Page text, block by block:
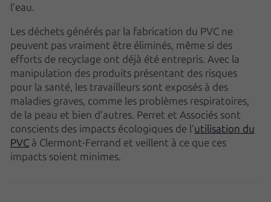
l’eau.
Les déchets générés par la fabrication du PVC ne
peuvent pas vraiment être éliminés, même si des
efforts de recyclage ont déjà été entrepris. Avec la
manipulation des produits présentant des risques
pour la santé, les travailleurs sont exposés à des
maladies graves, comme les problèmes respiratoires,
de la peau et bien d’autres. Perret et Associés sont
conscients des impacts écologiques de l’utilisation du
PVC à Clermont-Ferrand et veillent à ce que ces
impacts soient minimes.